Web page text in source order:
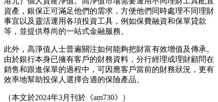
資產，銀保正可滿足他們的需求，方便他們同時處理不同理財
事宜以及靈活運用各項投資工具，例如保費融資和保單貸款
等，並提供尊尚的一站式金融服務。
此外，高淨值人士普遍關注如何能夠把財富有效增值及傳承。
由於銀行本身已擁有客戶的財務資料，分行經理或理財顧問在
銷售和跟進保單的過程中，可因應客戶當前的財務狀況，更有
效率地幫助投保人選擇合適的保險產品。
（本文於2024年3月刊於《am730》）